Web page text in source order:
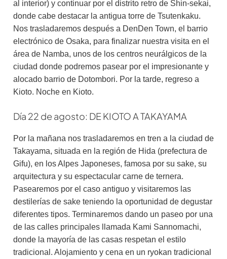
al interior) y continuar por el distrito retro de Shin-sekai,
donde cabe destacar la antigua torre de Tsutenkaku.
Nos trasladaremos después a DenDen Town, el barrio
electrónico de Osaka, para finalizar nuestra visita en el
área de Namba, unos de los centros neurálgicos de la
ciudad donde podremos pasear por el impresionante y
alocado barrio de Dotombori. Por la tarde, regreso a
Kioto. Noche en Kioto.
Día 22 de agosto: DE KIOTO A TAKAYAMA
Por la mañana nos trasladaremos en tren a la ciudad de
Takayama, situada en la región de Hida (prefectura de
Gifu), en los Alpes Japoneses, famosa por su sake, su
arquitectura y su espectacular carne de ternera.
Pasearemos por el caso antiguo y visitaremos las
destilerías de sake teniendo la oportunidad de degustar
diferentes tipos. Terminaremos dando un paseo por una
de las calles principales llamada Kami Sannomachi,
donde la mayoría de las casas respetan el estilo
tradicional. Alojamiento y cena en un ryokan tradicional